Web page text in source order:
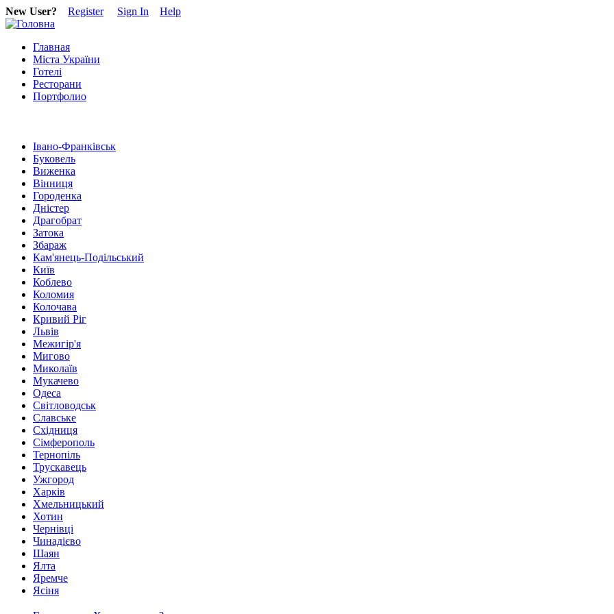
New User? Register Sign In Help
Главная
Міста України
Готелі
Ресторани
Портфолио
Івано-Франківськ
Буковель
Виженка
Вінниця
Городенка
Дністер
Драгобрат
Затока
Збараж
Кам'янець-Подільський
Київ
Коблево
Коломия
Колочава
Кривий Ріг
Львів
Межигір'я
Мигово
Миколаїв
Мукачево
Одеса
Світловодськ
Славське
Східниця
Сімферополь
Тернопіль
Трускавець
Ужгород
Харків
Хмельницький
Хотин
Чернівці
Чинадієво
Шаян
Ялта
Яремче
Ясіня